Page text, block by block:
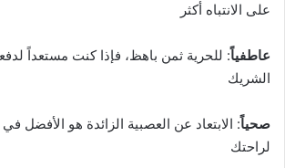
على الانتباه أكثر
عاطفياً: للحرية ثمن باهظ، فإذا كنت مستعداً
الشريك
صحياً: الابتعاد عن العصبية الزائدة هو الأفضل
لراحتك